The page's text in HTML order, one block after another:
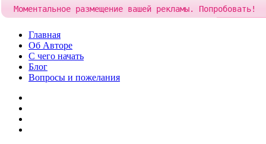
Skip
content
Главная
Об Авторе
С чего начать
Блог
Вопросы и пожелания
Моментальное размещение вашей рекламы. Попробовать!